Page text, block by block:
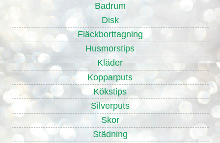
Badrum
Disk
Fläckborttagning
Husmorstips
Kläder
Kopparputs
Kökstips
Silverputs
Skor
Städning